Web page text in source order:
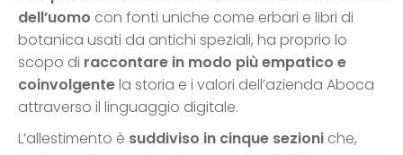
dell’uomo con fonti uniche come erbari e libri di
botanica usati da antichi speziali, ha proprio lo
scopo di raccontare in modo più empatico e
coinvolgentela storia e i valori dell’azienda Aboca
attraverso il linguaggio digitale.
L’allestimento è suddiviso in cinque sezioni che,